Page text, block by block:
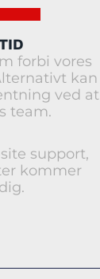
forbi vores
kan
ved at
team.
support,
kommer